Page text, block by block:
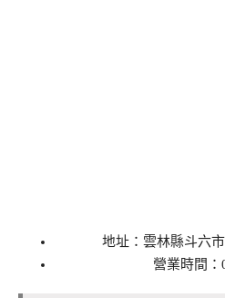
地址：雲林縣斗六
營業時間：